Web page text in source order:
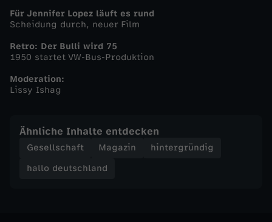
n
d
h
a
l
Für Jennifer Lopez läuft es rund
Scheidung durch, neuer Film
Retro: Der Bulli wird 75
1950 startet VW-Bus-Produktion
Moderation:
Lissy Ishag
Ähnliche Inhalte entdecken
Gesellschaft Magazin
hintergründig
hallo deutschland